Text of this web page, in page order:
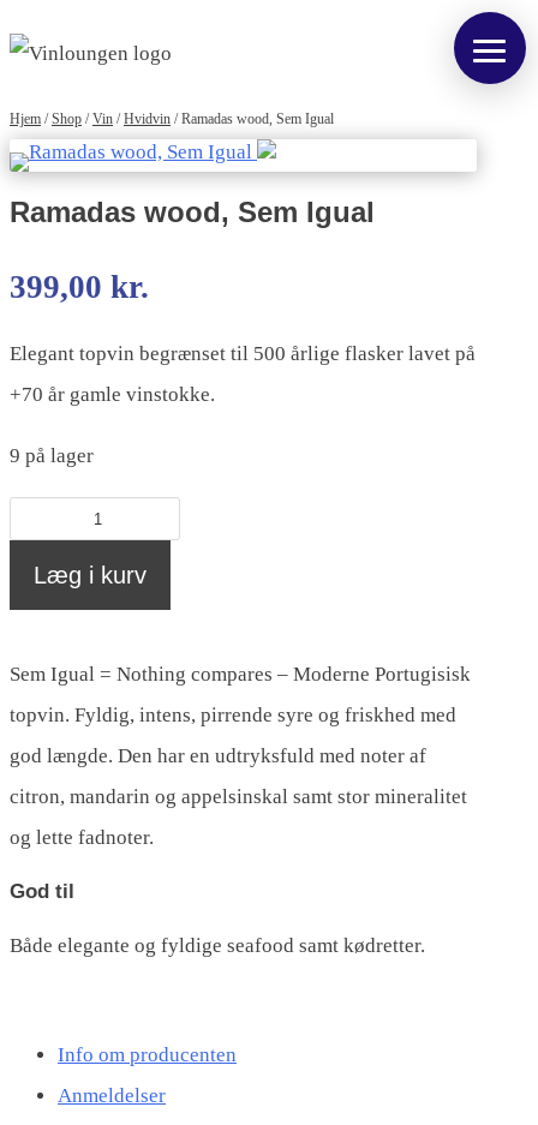
Hjem /Shop /Vin /Hvidvin /Ramadas wood, Sem Igual
Ramadas wood, Sem Igual
399,00 kr.
Elegant topvin begrænset til 500 årlige flasker lavet på
+70 år gamle vinstokke.
9 på lager
antal
Læg i kurv
Sem Igual = Nothing compares – Moderne Portugisisk
topvin. Fyldig, intens, pirrende syre og friskhed med
god længde. Den har en udtryksfuld med noter af
citron, mandarin og appelsinskal samt stor mineralitet
og lette fadnoter.
God til
Både elegante og fyldige seafood samt kødretter.
Info om producenten
Anmeldelser